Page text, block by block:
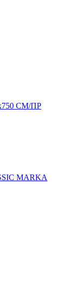
СМ/ПР
MARKA